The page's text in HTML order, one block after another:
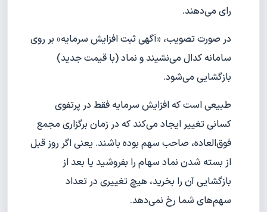
رای می‌دهند.
در صورت تصویب، «آگهی ثبت افزایش سرمایه» بر روی
سامانه کدال می‌نشیند و نماد (با قیمت جدید)
بازگشایی می‌شود.
طبیعی است که افزایش سرمایه فقط در پرتفوی
کسانی تغییر ایجاد می‌کند که در زمان برگزاری مجمع
فوق‌العاده، صاحب سهم بوده باشند. یعنی اگر روز قبل
از بسته شدن نماد سهام را بفروشید یا بعد از
بازگشایی آن را بخرید، هیچ تغییری در تعداد
سهم‌های شما رخ نمی‌دهد.